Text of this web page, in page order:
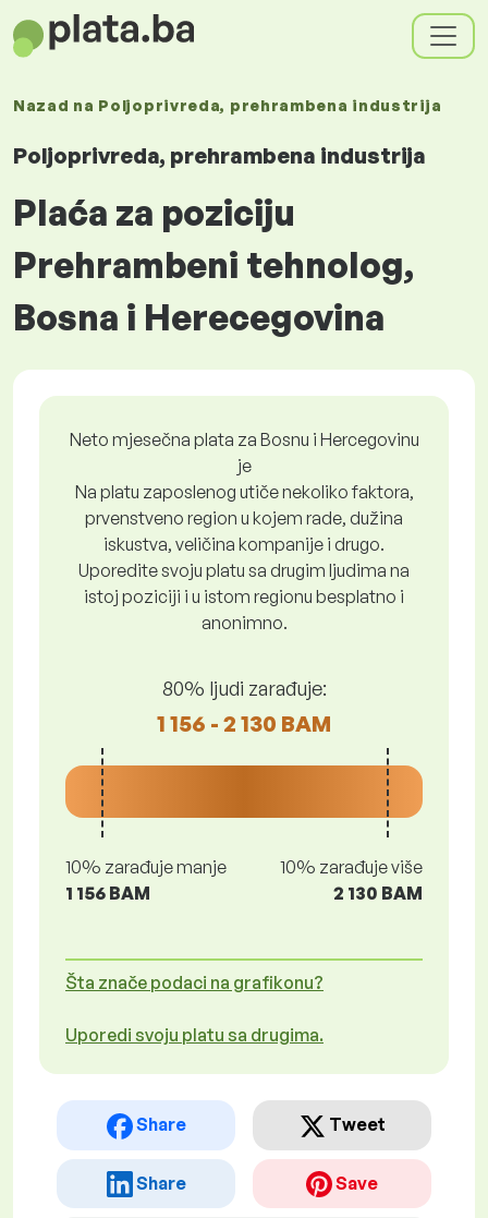
Nazad na Poljoprivreda, prehrambena industrija
Poljoprivreda, prehrambena industrija
Plaća za poziciju
Prehrambeni tehnolog,
Bosna i Herecegovina
Neto mjesečna plata za Bosnu i Hercegovinu
je
Na platu zaposlenog utiče nekoliko faktora,
prvenstveno region u kojem rade, dužina
iskustva, veličina kompanije i drugo.
Uporedite svoju platu sa drugim ljudima na
istoj poziciji i u istom regionu besplatno i
anonimno.
80% ljudi zarađuje:
1 156 - 2 130 BAM
10% zarađuje manje
1 156 BAM
10% zarađuje više
2 130 BAM
Šta znače podaci na grafikonu?
Uporedi svoju platu sa drugima.
Share Tweet
Share Save